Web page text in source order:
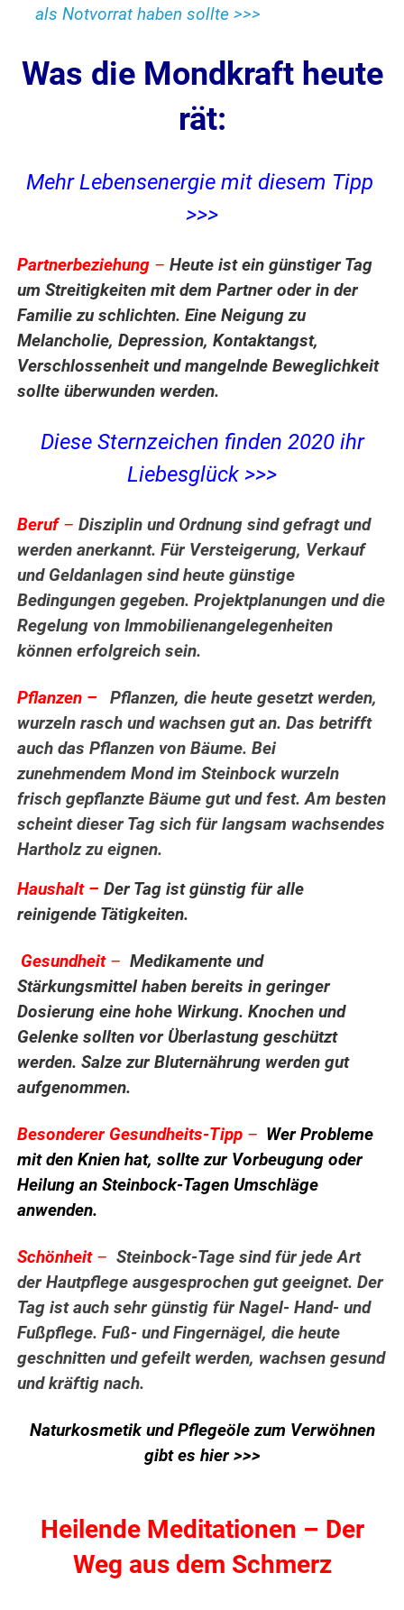
als Notvorrat haben sollte >>>
Was die Mondkraft heute
rät:
Mehr Lebensenergie mit diesem Tipp
>>>
Partnerbeziehung –Heute ist ein günstiger Tag
um Streitigkeiten mit dem Partner oder in der
Familie zu schlichten. Eine Neigung zu
Melancholie, Depression, Kontaktangst,
Verschlossenheit und mangelnde Beweglichkeit
sollte überwunden werden.
Diese Sternzeichen finden 2020 ihr
Liebesglück >>>
Beruf–Disziplin und Ordnung sind gefragt und
werden anerkannt. Für Versteigerung, Verkauf
und Geldanlagen sind heute günstige
Bedingungen gegeben. Projektplanungen und die
Regelung von Immobilienangelegenheiten
können erfolgreich sein.
Pflanzen –
Pflanzen, die heute gesetzt werden,
wurzeln rasch und wachsen gut an. Das betrifft
auch das Pflanzen von Bäume. Bei
zunehmendem Mond im Steinbock wurzeln
frisch gepflanzte Bäume gut und fest. Am besten
scheint dieser Tag sich für langsam wachsendes
Hartholz zu eignen.
Haushalt –Der Tag ist günstig für alle
reinigende Tätigkeiten.
Gesundheit –Medikamente und
Stärkungsmittel haben bereits in geringer
Dosierung eine hohe Wirkung. Knochen und
Gelenke sollten vor Überlastung geschützt
werden. Salze zur Bluternährung werden gut
aufgenommen.
Besonderer Gesundheits-Tipp – Wer Probleme
mit den Knien hat, sollte zur Vorbeugung oder
Heilung an Steinbock-Tagen Umschläge
anwenden.
Schönheit–Steinbock-Tage sind für jede Art
der Hautpflege ausgesprochen gut geeignet. Der
Tag ist auch sehr günstig für Nagel- Hand- und
Fußpflege. Fuß- und Fingernägel, die heute
geschnitten und gefeilt werden, wachsen gesund
und kräftig nach.
Naturkosmetik und Pflegeöle zum Verwöhnen
gibt es hier >>>
Heilende Meditationen – Der
Weg aus dem Schmerz